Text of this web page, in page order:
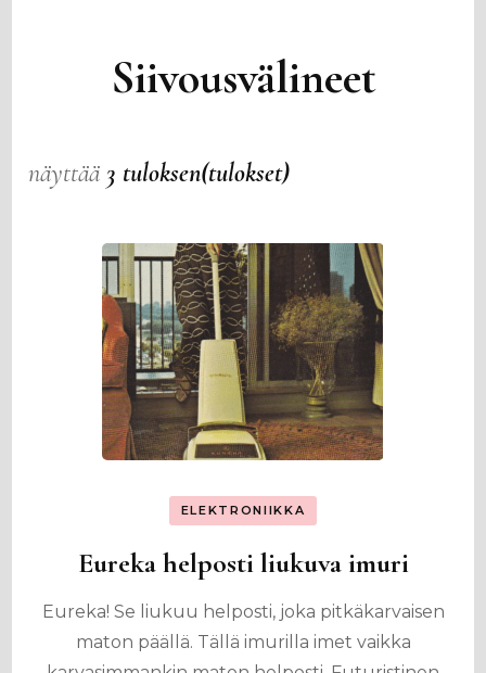
Siivousvälineet
näyttää 3 tuloksen(tulokset)
ELEKTRONIIKKA
Eureka helposti liukuva imuri
Eureka! Se liukuu helposti, joka pitkäkarvaisen
maton päällä. Tällä imurilla imet vaikka